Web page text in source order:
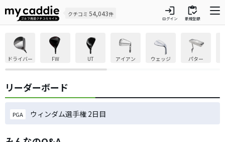
クチコミ 54,043件 login
ログイン
inventory
新規登録
ドライバー FW UT アイアン ウェッジ パター
リーダーボード
PGA ウィンダム選手権 2日目